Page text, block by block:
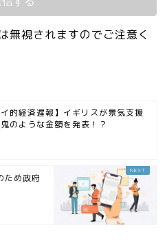
無視されますのでご注意く
イ的経済遅報】イギリスが景気支援
のような金額を発表！？
ため政府